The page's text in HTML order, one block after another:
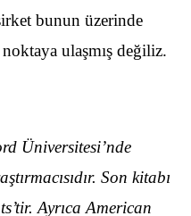
bunun üzerinde
ulaşmış değiliz.
Üniversitesi’nde
Son kitabı
Ayrıca American